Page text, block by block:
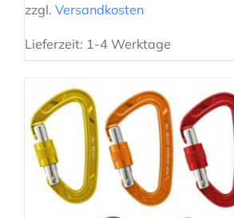
zzgl. Versandkosten
Lieferzeit: 1-4 Werktage